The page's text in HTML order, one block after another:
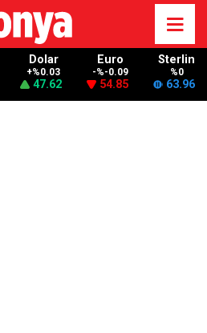
Dolar
+%0.03
47.62
Euro
-%-0.09
54.85
Sterlin
%0
63.96